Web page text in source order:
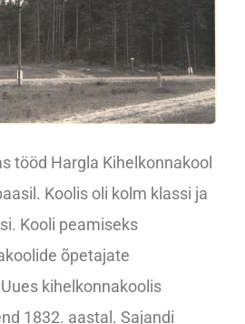
tööd Hargla Kihelkonnakool
Koolis oli kolm klassi ja
Kooli peamiseks
õpetajate
kihelkonnakoolis
1832. aastal. Sajandi